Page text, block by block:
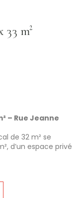
Murs commerciaux 33 m²
– Rue Jeanne
de 32 m² se
d’un espace privé
avec bail en